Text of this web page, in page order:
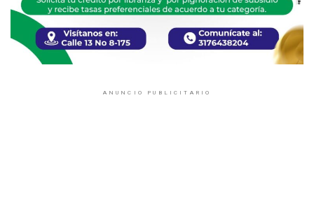
ANUNCIO PUBLICITARIO